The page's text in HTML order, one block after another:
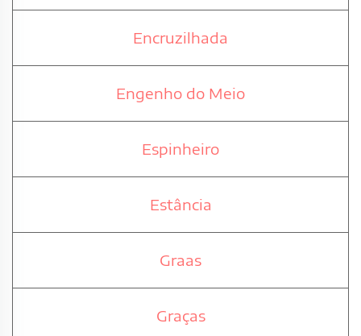
Encruzilhada
Engenho do Meio
Espinheiro
Estância
Graas
Graças